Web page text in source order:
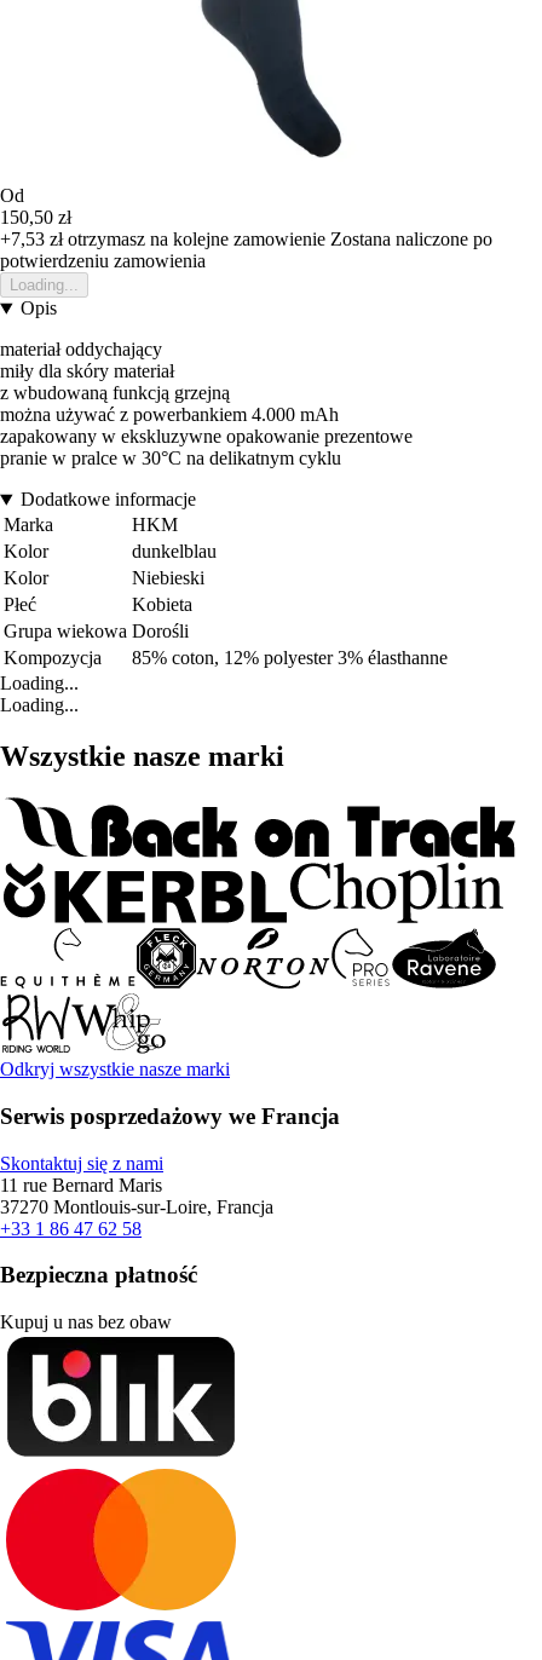
Od
150,50 zł
+7,53 złotrzymasz na kolejne zamowienie Zostana naliczone po
potwierdzeniu zamowienia
Loading...
Opis
materiał oddychający
miły dla skóry materiał
z wbudowaną funkcją grzejną
można używać z powerbankiem 4.000 mAh
zapakowany w ekskluzywne opakowanie prezentowe
pranie w pralce w 30°C na delikatnym cyklu
Dodatkowe informacje
Marka
HKM
Kolor
dunkelblau
Kolor
Niebieski
Płeć
Kobieta
Grupa wiekowa Dorośli
Kompozycja
85% coton, 12% polyester 3% élasthanne
Loading...
Loading...
Wszystkie nasze marki
Odkryj wszystkie nasze marki
Serwis posprzedażowy we Francja
Skontaktuj się z nami
11 rue Bernard Maris
37270 Montlouis-sur-Loire, Francja
+33 1 86 47 62 58
Bezpieczna płatność
Kupuj u nas bez obaw